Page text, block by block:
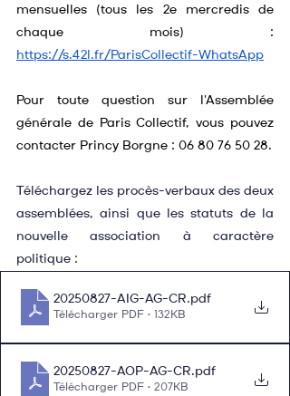
mensuelles (tous les 2e mercredis de
https://s.42l.fr/ParisCollectif-WhatsApp
Pour toute question sur l'Assemblée
générale de Paris Collectif, vous pouvez
contacter Princy Borgne : 06 80 76 50 28.
Téléchargez les procès-verbaux des deux
assemblées, ainsi que les statuts de la
nouvelle association à caractère
politique :
20250827-AIG-AG-CR.pdf
Télécharger PDF • 132KB
20250827-AOP-AG-CR.pdf
Télécharger PDF • 207KB